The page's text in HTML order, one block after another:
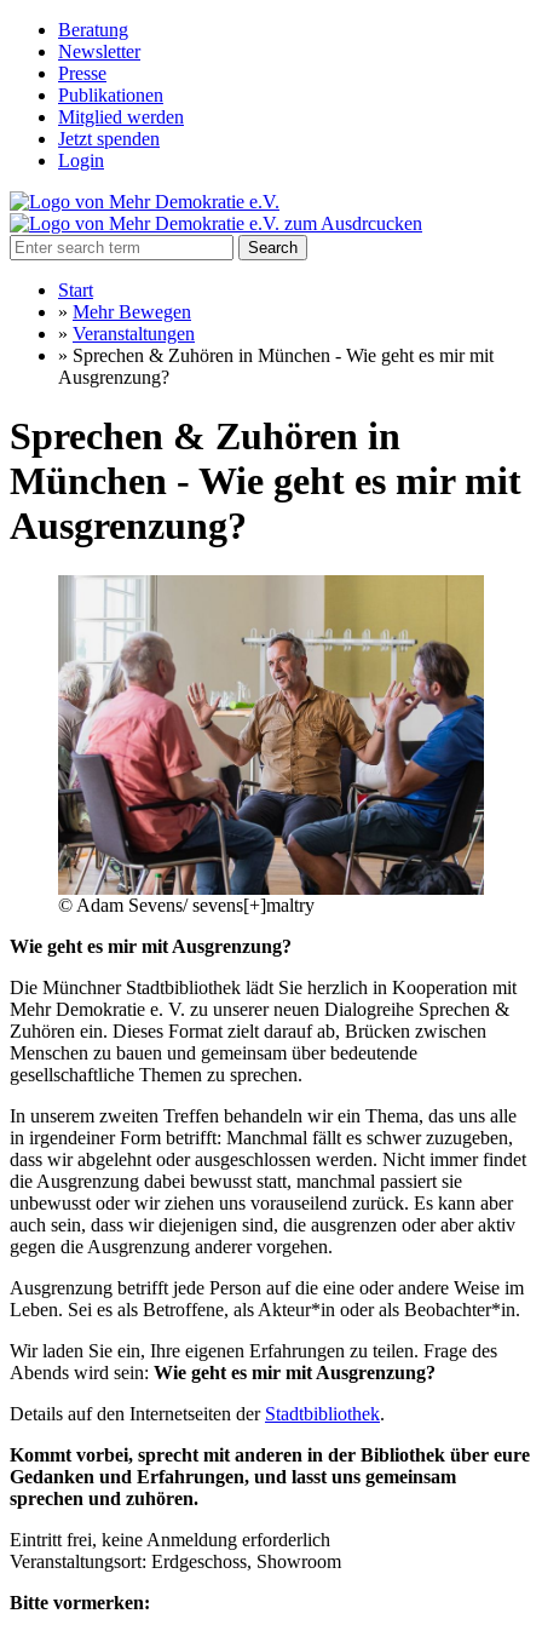
Beratung
Newsletter
Presse
Publikationen
Mitglied werden
Jetzt spenden
Login
Search
Start
» Mehr Bewegen
» Veranstaltungen
» Sprechen & Zuhören in München - Wie geht es mir mit
Ausgrenzung?
Sprechen & Zuhören in
München - Wie geht es mir mit
Ausgrenzung?
© Adam Sevens/ sevens[+]maltry
Wie geht es mir mit Ausgrenzung?
Die Münchner Stadtbibliothek lädt Sie herzlich in Kooperation mit
Mehr Demokratie e. V. zu unserer neuen Dialogreihe Sprechen &
Zuhören ein. Dieses Format zielt darauf ab, Brücken zwischen
Menschen zu bauen und gemeinsam über bedeutende
gesellschaftliche Themen zu sprechen.
In unserem zweiten Treffen behandeln wir ein Thema, das uns alle
in irgendeiner Form betrifft: Manchmal fällt es schwer zuzugeben,
dass wir abgelehnt oder ausgeschlossen werden. Nicht immer findet
die Ausgrenzung dabei bewusst statt, manchmal passiert sie
unbewusst oder wir ziehen uns vorauseilend zurück. Es kann aber
auch sein, dass wir diejenigen sind, die ausgrenzen oder aber aktiv
gegen die Ausgrenzung anderer vorgehen.
Ausgrenzung betrifft jede Person auf die eine oder andere Weise im
Leben. Sei es als Betroffene, als Akteur*in oder als Beobachter*in.
Wir laden Sie ein, Ihre eigenen Erfahrungen zu teilen. Frage des
Abends wird sein: Wie geht es mir mit Ausgrenzung?
Details auf den Internetseiten der Stadtbibliothek.
Kommt vorbei, sprecht mit anderen in der Bibliothek über eure
Gedanken und Erfahrungen, und lasst uns gemeinsam
sprechen und zuhören.
Eintritt frei, keine Anmeldung erforderlich
Veranstaltungsort: Erdgeschoss, Showroom
Bitte vormerken: